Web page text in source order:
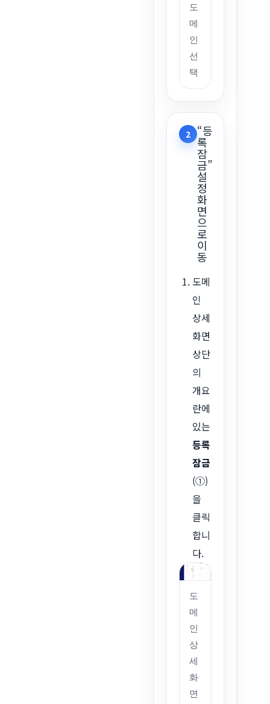
도
메
인
선
택
2 “등
록
잠
금”
설
정
화
면
으
로
이
동
도메
인
상세
화면
상단
의
개요
란에
있는
등록
잠금
(①)
을
클릭
합니
다.
도
메
인
상
세
화
면